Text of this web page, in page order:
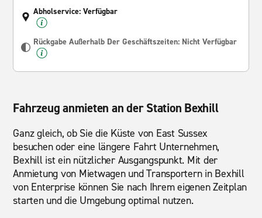
Abholservice: Verfügbar
Rückgabe Außerhalb Der Geschäftszeiten: Nicht Verfügbar
Fahrzeug anmieten an der Station Bexhill
Ganz gleich, ob Sie die Küste von East Sussex
besuchen oder eine längere Fahrt Unternehmen,
Bexhill ist ein nützlicher Ausgangspunkt. Mit der
Anmietung von Mietwagen und Transportern in Bexhill
von Enterprise können Sie nach Ihrem eigenen Zeitplan
starten und die Umgebung optimal nutzen.